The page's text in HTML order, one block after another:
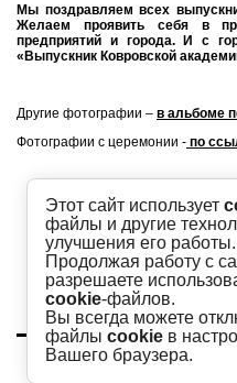
Мы поздравляем всех
Желаем проявить себя в
предприятий и города. И с
«Выпускник Ковровской
Другие фотографии – в альбоме
Фотографии с церемонии - по
Этот сайт использует
файлы и другие
улучшения его работы.
Продолжая работу с
разрешаете
cookie-файлов.
Вы всегда можете
файлы cookie в
Вашего браузера.